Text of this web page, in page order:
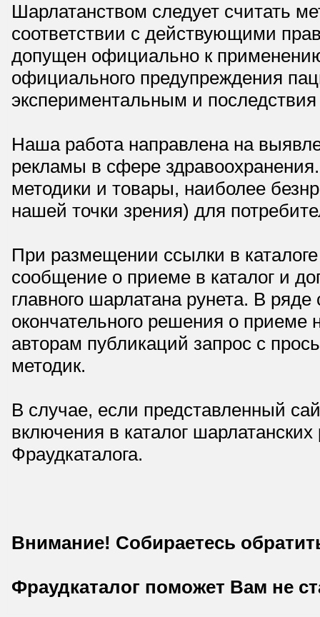
Шарлатанством следует считать
соответствии с действующими
допущен официально к
официального предупреждения
экспериментальным и
Наша работа направлена на
рекламы в сфере
методики и товары, наиболее
нашей точки зрения) для
При размещении ссылки в
сообщение о приеме в каталог и
главного шарлатана рунета. В
окончательного решения о приеме
авторам публикаций запрос с
методик.
В случае, если представленный
включения в каталог
Фраудкаталога.
Внимание! Собираетесь
Фраудкаталог поможет Вам не